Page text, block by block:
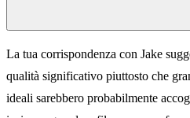
La tua corrispondenza con Jake
qualità significativo piuttosto che
ideali sarebbero probabilmente